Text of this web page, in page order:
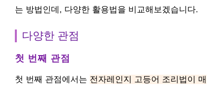
는 방법인데, 다양한 활용법을 비교해보겠습니다.
다양한 관점
첫 번째 관점
첫 번째 관점에서는 전자레인지 고등어 조리법이 매